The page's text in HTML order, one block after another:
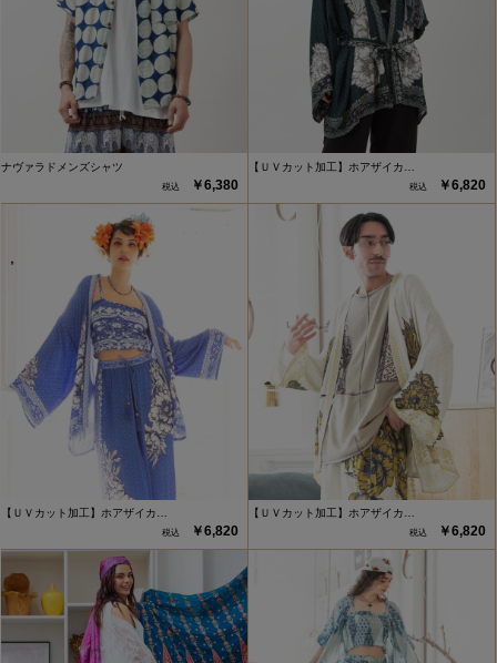
ナヴァラドメンズシャツ
￥6,380
【ＵＶカット加工】ホアザイカ…
￥6,820
【ＵＶカット加工】ホアザイカ…
￥6,820
【ＵＶカット加工】ホアザイカ…
￥6,820